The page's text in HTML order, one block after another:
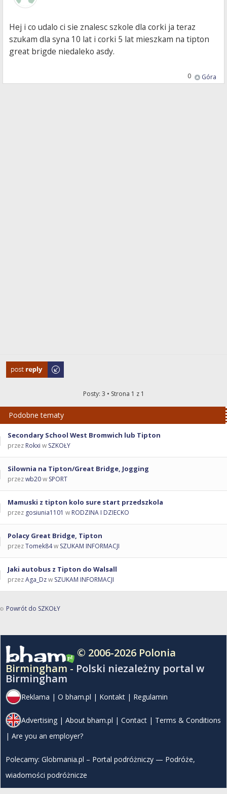
Hej i co udalo ci sie znalesc szkole dla corki ja teraz
szukam dla syna 10 lat i corki 5 lat mieszkam na tipton
great brigde niedaleko asdy.
Góra
0
Odpowiedz
Posty: 3 • Strona 1 z 1
Podobne tematy
Secondary School West Bromwich lub Tipton
przez Rokxi w SZKOŁY
Silownia na Tipton/Great Bridge, Jogging
przezwb20w SPORT
Mamuski z tipton kolo sure start przedszkola
przez gosiunia1101 w RODZINA I DZIECKO
Polacy Great Bridge, Tipton
przezTomek84w SZUKAM INFORMACJI
Jaki autobus z Tipton do Walsall
przezAga_Dzw SZUKAM INFORMACJI
Powrót do SZKOŁY
© 2006-2026 Polonia
Birmingham - Polski niezależny portal w
Birmingham
Reklama | O bham.pl | Kontakt | Regulamin
Advertising | About bham.pl | Contact | Terms & Conditions
| Are you an employer?
Polecamy: Globmania.pl – Portal podróżniczy — Podróże,
wiadomości podróżnicze